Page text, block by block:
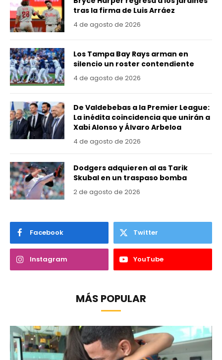
tras la firma de Luis Arráez
4 de agosto de 2026
Los Tampa Bay Rays arman en
silencio un roster contendiente
4 de agosto de 2026
De Valdebebas a la Premier League:
La inédita coincidencia que unirán a
Xabi Alonso y Álvaro Arbeloa
4 de agosto de 2026
Dodgers adquieren al as Tarik
Skubal en un traspaso bomba
2 de agosto de 2026
Facebook Twitter
Instagram YouTube
MÁS POPULAR